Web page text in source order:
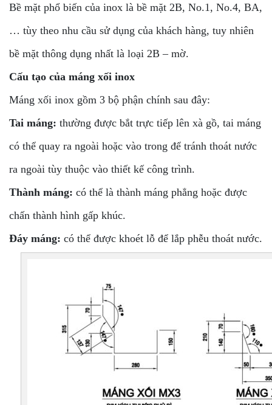
Bề mặt phổ biến của inox là bề mặt 2B, No.1, No.4, BA,
… tùy theo nhu cầu sử dụng của khách hàng, tuy nhiên
bề mặt thông dụng nhất là loại 2B – mờ.
Cấu tạo của máng xối inox
Máng xối inox gồm 3 bộ phận chính sau đây:
Tai máng: thường được bắt trực tiếp lên xà gồ, tai máng
có thể quay ra ngoài hoặc vào trong để tránh thoát nước
ra ngoài tùy thuộc vào thiết kế công trình.
Thành máng: có thể là thành máng phẳng hoặc được
chấn thành hình gấp khúc.
Đáy máng: có thể được khoét lỗ để lắp phễu thoát nước.